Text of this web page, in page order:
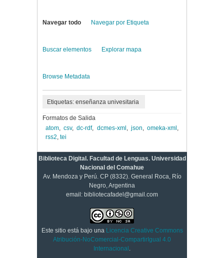
Navegar todo Navegar por Etiqueta
Buscar elementos Explorar mapa
Browse Metadata
Etiquetas: enseñanza univesitaria
Formatos de Salida
atom,csv,dc-rdf, dcmes-xml , json,omeka-xml ,
rss2, tei
Biblioteca Digital. Facultad de Lenguas. Universidad
Nacional del Comahue
Av. Mendoza y Perú. CP (8332). General Roca, Río
Negro, Argentina
email: bibliotecafadel@gmail.com
Este sitio está bajo una Licencia Creative Commons
Atribución-NoComercial-CompartirIgual 4.0
Internacional .